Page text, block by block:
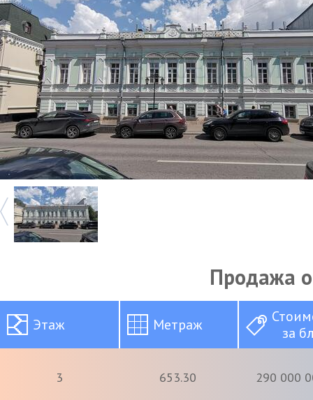
Продажа
Этаж Метраж
за
3 653.30 290 000